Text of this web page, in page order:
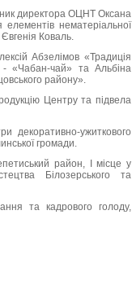
директора ОЦНТ Оксана
нематеріальної
Коваль.
Абзелімов «Традиція
- «Чабан-чай» та Альбіна
району».
Центру та підвела
декоративно-ужиткового
громади.
район, І місце у
Білозерського та
та кадрового голоду,